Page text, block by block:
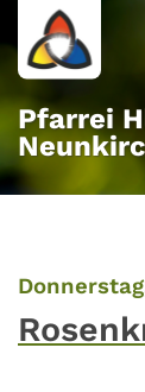
Zum Inhalt
Pfarrei